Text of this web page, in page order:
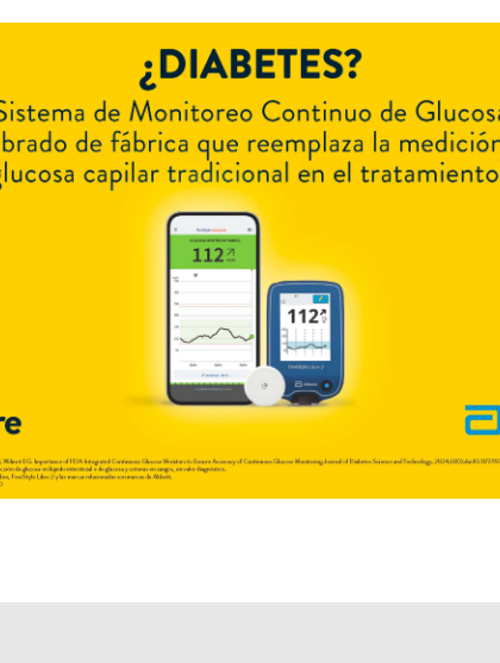
Antibiótico Expectorante. Es producido porSidus
presentación disponible.
Explorar más
Otros productos conamoxicilina+ambroxol
Otros productos de